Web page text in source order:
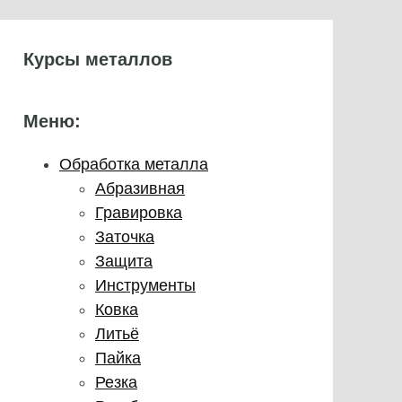
Курсы металлов
Меню:
Обработка металла
Абразивная
Гравировка
Заточка
Защита
Инструменты
Ковка
Литьё
Пайка
Резка